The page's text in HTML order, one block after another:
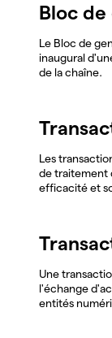
Bloc de
Le Bloc de
inaugural
de la chaîne.
Les
de traitement
efficacité et
Une
l'échange
entités